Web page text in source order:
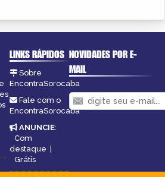
LINKS RÁPIDOS
Sobre
EncontraSorocaba
Fale com o
EncontraSorocaba
ANUNCIE:
Com
destaque |
Grátis
NOVIDADES POR E-
MAIL